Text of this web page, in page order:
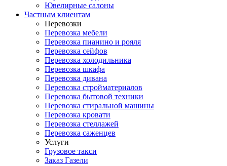
Ювелирные салоны
Частным клиентам
Перевозки
Перевозка мебели
Перевозка пианино и рояля
Перевозка сейфов
Перевозка холодильника
Перевозка шкафа
Перевозка дивана
Перевозка стройматериалов
Перевозка бытовой техники
Перевозка стиральной машины
Перевозка кровати
Перевозка стеллажей
Перевозка саженцев
Услуги
Грузовое такси
Заказ Газели